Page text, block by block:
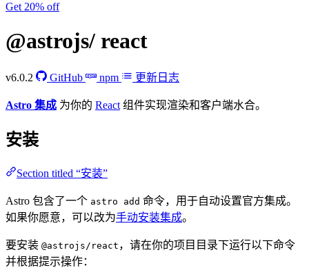
Get 20% off
@astrojs/ react
v6.0.2 GitHub npm 更新日志
Astro 集成 为你的 React 组件实现渲染和客户端水合。
安装
Section titled “安装”
Astro 包含了一个 astro add 命令，用于自动设置官方集成。
如果你愿意，可以改为手动安装集成。
要安装 @astrojs/react ，请在你的项目目录下运行以下命令
并根据提示操作：